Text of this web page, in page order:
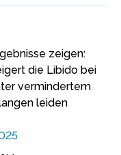
zeigen:
die Libido bei
vermindertem
leiden